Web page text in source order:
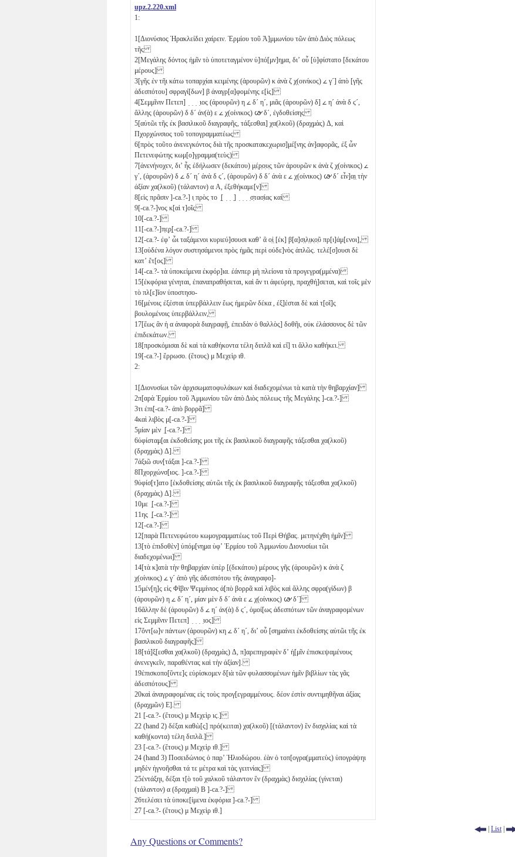
upz.2.220.xml
1:
1 [Διονύσιος Ἡρακλείδει χαίρειν. Ἑρμίου τοῦ Ἀ]μμωνίου τῶν ἀπὸ Διὸς πόλεως
τῆς
2[Μεγάλης δόντος ἡμῖν τὸ ὑποτεταγμένον ὑ]πό[μν]ημα, διʼ οὗ [ὑ]φίστατο [δεκάτου
μέρους]
3[γῆς ἐν τῆι κάτω τοπαρχίαι κειμένης (ἀρουρῶν) κ ἀνὰ ζ χ(οινίκος) 𐅵 γ´] ἀπὸ [γῆς
ἀδεσπότου] σφραγί[δων] β ἀναγρ[α]φομένης ε[ἰς]
4[Σεμμῖνιν Πετεπ] ̣ ̣ ̣ ̣ιος (ἀρουρῶν) η 𐅵 δ´ η´ , μιᾶς (ἀρουρῶν) δ] 𐅵 η´ ἀνὰ δ ϛ´
ἄλλης (ἀρουρῶν) δ δ´ ἀν(ὰ) ε 𐅵 χ(οίνικος) 𐅷 δ´ , ἐγδοθείσης
5[αὑτῶι τῆς ἐκ βασιλικοῦ διαγραφῆς, τάξεσθαι] χα(λκοῦ) (δραχμὰς) Δ , καὶ
Πχορχώνσιος τοῦ τοπογραμματέως
6[πρὸς τοῦτο ἀνενεγκόντος διὰ τῆς προσκατακεχωρισ]μέ[νης ἀν]αφορᾶς, ἐξ ὧν
Πετενεφώτης κωμ[ο]γραμμα(τεὺς)
7[ἀνενήνοχεν, διʼ ἧς ἐδήλωσεν (δεκάτου) μ̣έ̣ρ̣ο̣υ̣ς̣ τῶν ἀρουρῶν κ ἀνὰ ζ χ(οίνικος) 𐅵
γ´ , (ἀρουρῶν) δ 𐅵 δ´ η´ ἀνὰ δ ϛ´ , (ἀρουρῶν) δ δ´ ἀνὰ ε 𐅵 χ(οίνικος) 𐅷 δ´ εἶν]α̣ι̣ τὴν
ἀξίαν χα(λκοῦ) (τάλαντον) α Α , ἐξεθήκαμε[ν]
8[εἰς πρᾶσιν ]-ca.?-] ι̣ πρὸς το ̣[ ̣ ̣ ̣] ̣ ̣ ̣ ̣σ̣τασ̣ίας καὶ
9[-ca.?-]νος κ[αὶ τ]οῖς
10[-ca.?-]
11 [-ca.?-]π̣ε̣ρ̣[-ca.?-]
12[-ca.?- ἐφʼ ὧι ταξάμενοι κυριεύ]σουσι καθʼ ἃ ο̣ἱ̣ [ἐκ] β[α]σ̣ι̣λ̣ι̣κ̣ο̣ῦ πρ[ι]άμ[ενοι],
13[οὐδένα λόγον συστησάμενοι πρὸς ἡμᾶς περὶ οὐδε]νὸς ἁπλῶς. τελέ[σ]ουσι δὲ
κατʼ ἔτ[ος]
14[-ca.?- τὰ ὑποκείμενα ἐκφόρ]ια. ἐάνπερ μὴ πλείονα τὰ προγεγρα(μμένα)
15[ἐκφόρια γένηται, ἐπαναπραθήσεται, καὶ ἄν τι ἀφεύρηι, πραχθή]σεται, καὶ τοῖς μὲν
τὸ πλ[ε]ῖον ὑποστησο-
16[μένοις ἐξέσται ὑπερβάλλειν ἕως ἡμερῶν δέκα
, ἐξ]έσται δὲ καὶ τ[οῖ]ς
βουλομένοις ὑπερβάλλειν,
17[ἕως ἂν ἡ α ἀναφορὰ διαγραφῇ, ἐπειδὰν ὁ θαλλὸς] δοθῆι, οὐκ ἐλάσσονος δὲ τῶν
ἐπιδεκάτων.
18[προσκόμισαι δὲ καὶ τὰ καθήκοντα τέλη διπλᾶ καὶ εἴ] τι ἄλλο καθήκει.
19[-ca.?-] ἔρρωσο. (ἔτους) μ Μεχεὶρ ιθ
2:
1 [Διονυσίωι τῶν ἀρχισωματοφυλάκων καὶ διαδεχομένωι τὰ κατὰ τὴν θηβαρχίαν]
2π[αρὰ Ἑρμίου τοῦ Ἀμμωνίου τῶν ἀπὸ Διὸς πόλεως τῆς Μεγάλης ]-ca.?-]
3τι ἐπι[-ca.?- ἀπὸ βορρᾶ]
4καὶ λιβὸς μ[-ca.?-]
5μίαν μὲν ̣[-ca.?-]
6ὑφίσταμ[αι ἐκδοθείσης μοι τῆς ἐκ βασιλικοῦ διαγραφῆς τάξεσθαι χα(λκοῦ)
(δραχμὰς) Δ].
7ἀξιῶ συν[τάξαι ]-ca.?-]
8Πχορχώνσ[ιος. ]-ca.?-]
9ὑφίσ[τ]ατο [ἐκδοθείσης αὑτῶι τῆς ἐκ βασιλικοῦ διαγραφῆς τάξεσθαι χα(λκοῦ)
(δραχμὰς) Δ].
10με ̣[-ca.?-]
11ης ̣[-ca.?-]
12[-ca.?-]
12[παρὰ Πετενεφώτου κωμογραμματέως τοῦ Περὶ Θήβας. μετηνέχθη ἡμῖν]
13[τὸ ἐπιδοθὲν] ὑπόμ[νημα ὑφʼ Ἑρμίου τοῦ Ἀμμωνίου Διονυσίωι τῶι
διαδεχομένωι]
14[τὰ κ]ατὰ τὴν θηβαρχίαν ὑπὲρ [(δεκάτου) μέρους γῆς (ἀρουρῶν) κ ἀνὰ ζ
χ(οίνικος) 𐅵 γ´ ἀπὸ γῆς ἀδεσπότου τῆς ἀναγραφο]-
15μέν[η]ς εἰς Φῖβιν Ψεμμίνιος ἀ[πὸ βορρᾶ καὶ λιβὸς καὶ ἄλλης σφρα(γίδων) β
(ἀρουρῶν) η 𐅵 δ´ η´ , μίαν μὲν δ δ´ ἀνὰ ε 𐅵 χ(οίνικος) 𐅷 δ´]
16ἄλλην δὲ (ἀρουρῶν) δ 𐅵 η´ ἀν(ὰ) δ ϛ´ , ὁμοί[ως ἀδεσπότων τῶν ἀναγραφομένων
εἰς Σεμμῖνιν Πετεπ] ̣ ̣ ̣ ̣ιος]
17ὄντ[ω]ν πάντων (ἀρουρῶν) κη 𐅵 δ´ η´ , διʼ οὗ [σημαίνει ἐκδοθείσης αὑτῶι τῆς ἐκ
βασιλικοῦ διαγραφῆς]
18[τά]ξ[εσθαι χα(λκοῦ) (δραχμὰς) Δ , π]αρεπιγραφὲν δʼ ἡ[μῖν ἐπισκεψαμένους
ἀνενεγκεῖν, παραθέντας καὶ τὴν ἀξίαν].
19ἐπισκοπο[ῦντε]ς εὑρίσκομεν δ[ιὰ τῶν φυλασσομένων ἡμῖν βιβλίων τὰς γᾶς
ἀδεσπότους]
20καὶ ἀναγραφομένας εἰς τοὺς προγ[εγραμμένους. δέον ἐστὶν συντιμηθῆναι ἀξίας
(δραχμῶν) Ε].
21 [-ca.?- (ἔτους) μ Μεχεὶρ ιϛ .]
22 (hand 2) δέξαι καθὼ[ς] πρό(κειται) χα(λκοῦ) [(τάλαντον) ἓν δισχιλίας καὶ τὰ
καθή(κοντα) τέλη διπλᾶ.]
23 [-ca.?- (ἔτους) μ Μεχεὶρ ιθ .]
24 (hand 3) Ποσειδώνιος ὁ παρʼ Ἡλιοδώρου. ἐὰν ὁ τοπ[ογρα(μματεὺς) ὑπογράψηι
μηδὲν ἠγνοῆσθαι τά τε μέτρα καὶ τὰς γειτνίας]
25ἐντάξηι, δέξαι τ[ὸ τοῦ χαλκοῦ τάλαντον ἓν (δραχμὰς) δισχιλίας (γίνεται)
(τάλαντον) α (δραχμαὶ) Β ]-ca.?-]
26τελέσει τὰ ὑποκε[ίμενα ἐκφόρια ]-ca.?-]
27 [-ca.?- (ἔτους) μ Μεχεὶρ ιθ .]
| List |
Any Questions or Comments?